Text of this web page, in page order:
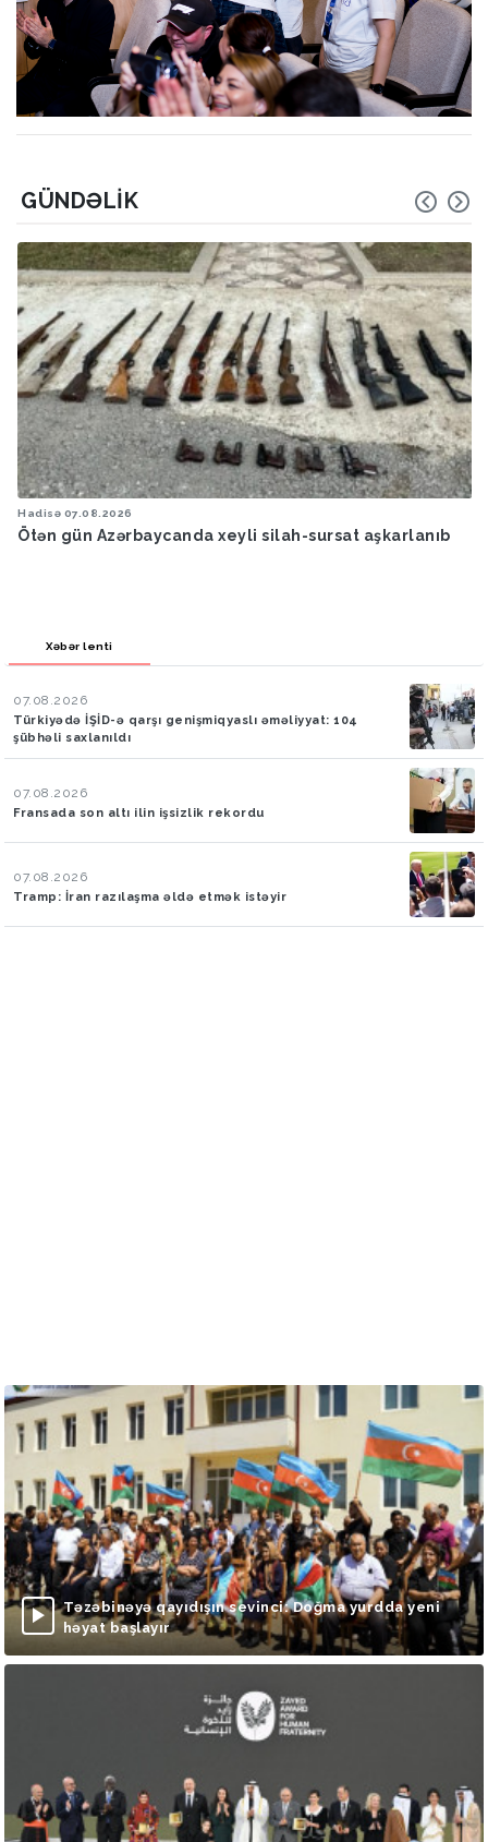
GÜNDƏLIK
Hadisə 07.08.2026
Ötən ay 13 stomatoloq məsuliyyətə cəlb edilib
Xəbər lenti
07.08.2026
Türkiyədə İŞİD-ə qarşı genişmiqyaslı əməliyyat: 104
şübhəli saxlanıldı
07.08.2026
Fransada son altı ilin işsizlik rekordu
07.08.2026
Tramp: İran razılaşma əldə etmək istəyir
Təzəbinəyə qayıdışın sevinci: Doğma yurdda yeni
həyat başlayır